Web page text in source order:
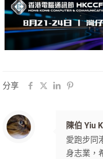
分享
陳伯 Yiu
愛跑步同
身志業，